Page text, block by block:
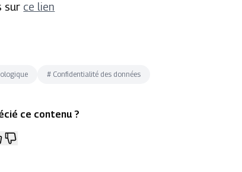
sur ce lien
# Confidentialité des données
ce contenu ?